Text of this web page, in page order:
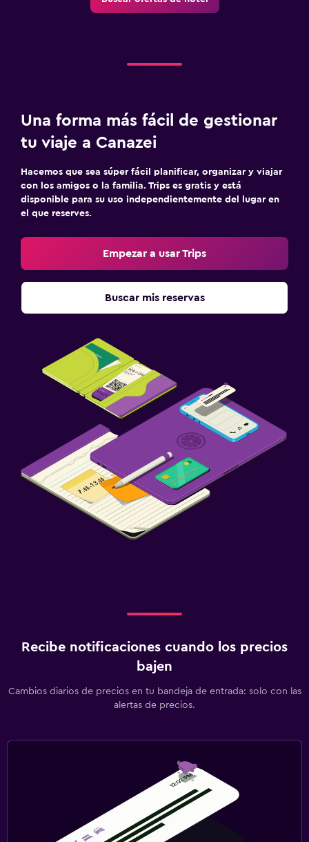
Una forma más fácil de gestionar
tu viaje a Canazei
Hacemos que sea súper fácil planificar, organizar y viajar
con los amigos o la familia. Trips es gratis y está
disponible para su uso independientemente del lugar en
el que reserves.
Empezar a usar Trips
Buscar mis reservas
Recibe notificaciones cuando los precios
bajen
Cambios diarios de precios en tu bandeja de entrada: solo con las
alertas de precios.